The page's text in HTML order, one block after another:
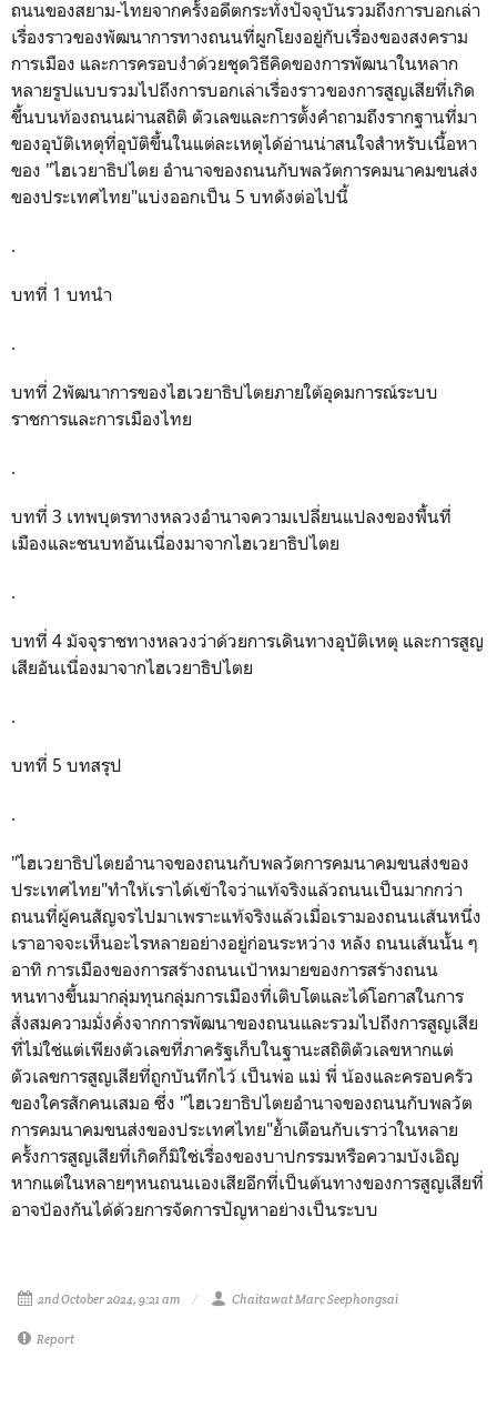
ถนนของสยาม-ไทยจากครั้งอดีตกระทั่งปัจจุบันรวมถึงการบอกเล่า
เรื่องราวของพัฒนาการทางถนนที่ผูกโยงอยู่กับเรื่องของสงคราม
การเมือง และการครอบงำด้วยชุดวิธีคิดของการพัฒนาในหลาก
หลายรูปแบบรวมไปถึงการบอกเล่าเรื่องราวของการสูญเสียที่เกิด
ขึ้นบนท้องถนนผ่านสถิติ ตัวเลขและการตั้งคำถามถึงรากฐานที่มา
ของอุบัติเหตุที่อุบัติขึ้นในแต่ละเหตุได้อ่านน่าสนใจสำหรับเนื้อหา
ของ "ไฮเวยาธิปไตย อำนาจของถนนกับพลวัตการคมนาคมขนส่ง
ของประเทศไทย"แบ่งออกเป็น 5 บทดังต่อไปนี้
.
บทที่ 1 บทนำ
.
บทที่ 2พัฒนาการของไฮเวยาธิปไตยภายใต้อุดมการณ์ระบบ
ราชการและการเมืองไทย
.
บทที่ 3 เทพบุตรทางหลวงอำนาจความเปลี่ยนแปลงของพื้นที่
เมืองและชนบทอันเนื่องมาจากไฮเวยาธิปไตย
.
บทที่ 4 มัจจุราชทางหลวงว่าด้วยการเดินทางอุบัติเหตุ และการสูญ
เสียอันเนื่องมาจากไฮเวยาธิปไตย
.
บทที่ 5 บทสรุป
.
"ไฮเวยาธิปไตยอำนาจของถนนกับพลวัตการคมนาคมขนส่งของ
ประเทศไทย"ทำให้เราได้เข้าใจว่าแท้จริงแล้วถนนเป็นมากกว่า
ถนนที่ผู้คนสัญจรไปมาเพราะแท้จริงแล้วเมื่อเรามองถนนเส้นหนึ่ง
เราอาจจะเห็นอะไรหลายอย่างอยู่ก่อนระหว่าง หลัง ถนนเส้นนั้น ๆ
อาทิ การเมืองของการสร้างถนนเป้าหมายของการสร้างถนน
หนทางขึ้นมากลุ่มทุนกลุ่มการเมืองที่เติบโตและได้โอกาสในการ
สั่งสมความมั่งคั่งจากการพัฒนาของถนนและรวมไปถึงการสูญเสีย
ที่ไม่ใช่แต่เพียงตัวเลขที่ภาครัฐเก็บในฐานะสถิติตัวเลขหากแต่
ตัวเลขการสูญเสียที่ถูกบันทึกไว้ เป็นพ่อ แม่ พี่ น้องและครอบครัว
ของใครสักคนเสมอ ซึ่ง "ไฮเวยาธิปไตยอำนาจของถนนกับพลวัต
การคมนาคมขนส่งของประเทศไทย"ย้ำเตือนกับเราว่าในหลาย
ครั้งการสูญเสียที่เกิดก็มิใช่เรื่องของบาปกรรมหรือความบังเอิญ
หากแต่ในหลายๆหนถนนเองเสียอีกที่เป็นต้นทางของการสูญเสียที่
อาจป้องกันได้ด้วยการจัดการปัญหาอย่างเป็นระบบ
2nd October 2024, 9:21 am Chaitawat Marc Seephongsai
Report